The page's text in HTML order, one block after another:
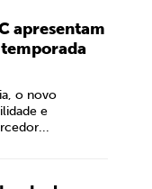
apresentam
o novo
e